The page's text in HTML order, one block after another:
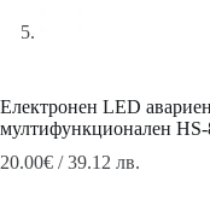
Електронен LED
мултифункционален
20.00€ / 39.12 лв.